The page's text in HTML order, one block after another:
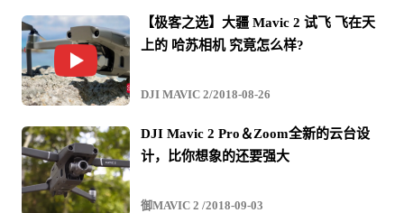
【极客之选】大疆 Mavic 2 试飞 飞在天
上的 哈苏相机 究竟怎么样?
DJI MAVIC 2/2018-08-26
DJI Mavic 2 Pro＆Zoom全新的云台设
计，比你想象的还要强大
御MAVIC 2 /2018-09-03